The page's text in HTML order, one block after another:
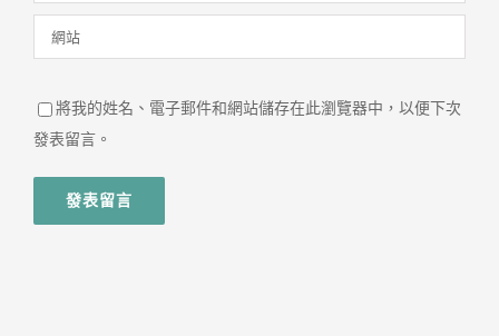
將我的姓名、電子郵件和網站儲存在此瀏覽器中，以便下次
發表留言。